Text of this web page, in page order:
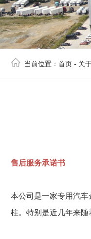
当前位置： 首页 - 关
售后服务承诺书
本公司是一家专用汽
柱。特别是近几年来随